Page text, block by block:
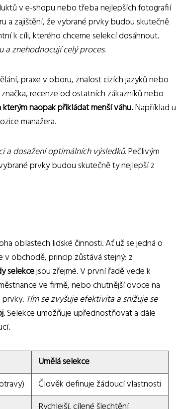
v e-shopu nebo třeba nejlepších fotografií
a zajištění, že vybrané prvky budou skutečně
k cíli, kterého chceme selekcí dosáhnout.
znehodnocují celý proces.
praxe v oboru, znalost cizích jazyků nebo
recenze od ostatních zákazníků nebo
naopak přikládat menší váhu.Například u
manažera.
a dosažení optimálních výsledků.Pečlivým
prvky budou skutečně ty nejlepší z
oblastech lidské činnosti. Ať už se jedná o
obchodě, princip zůstává stejný: z
selekcejsou zřejmé. V první řadě vede k
ve firmě, nebo chutnější ovoce na
Tím se zvyšuje efektivita a snižuje se
. Selekce umožňuje upřednostňovat a dále
Umělá selekce
Člověk definuje žádoucí vlastnosti